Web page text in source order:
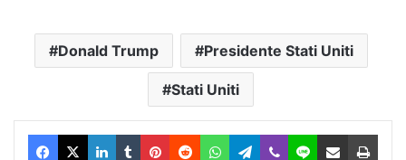
Donald Trump Presidente Stati Uniti
Stati Uniti
Facebook
X LinkedIn
TumblrPinterest
RedditWhatsAppTelegram
ViberLine Condividi via Email